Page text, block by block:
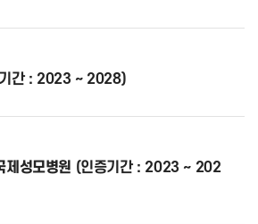
간 : 2023 ~ 2028)
제성모병원 (인증기간 : 2023 ~ 202